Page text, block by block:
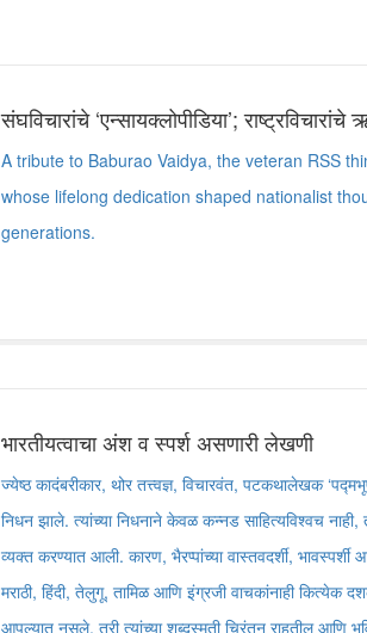
संघविचारांचे ‘एन्सायक्लोपीडिया’;
A tribute to Baburao Vaidya, the veteran RSS
whose lifelong dedication shaped nationalist
generations.
भारतीयत्वाचा अंश व स्पर्श असणारी लेखणी
ज्येष्ठ कादंबरीकार, थोर तत्त्वज्ञ, विचारवंत, पटकथालेखक
निधन झाले. त्यांच्या निधनाने केवळ कन्नड साहित्यविश्वच
व्यक्त करण्यात आली. कारण, भैरप्पांच्या वास्तवदर्शी, भावस्पर्शी
मराठी, हिंदी, तेलुगू, तामिळ आणि इंग्रजी वाचकांनाही
आपल्यात नसले, तरी त्यांच्या शब्दस्मृती चिरंतन राहतील आणि